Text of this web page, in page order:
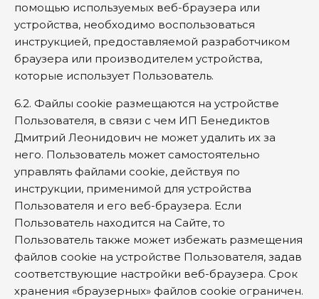
помощью используемых веб-браузера или
устройства, необходимо воспользоваться
инструкцией, предоставляемой разработчиком
браузера или производителем устройства,
которые использует Пользователь.
6.2. Файлы cookie размещаются на устройстве
Пользователя, в связи с чем ИП Бенедиктов
Дмитрий Леонидович не может удалить их за
него. Пользователь может самостоятельно
управлять файлами cookie, действуя по
инструкции, применимой для устройства
Пользователя и его веб-браузера. Если
Пользователь находится на Сайте, то
Пользователь также может избежать размещения
файлов cookie на устройстве Пользователя, задав
соответствующие настройки веб-браузера. Срок
хранения «браузерных» файлов cookie ограничен.